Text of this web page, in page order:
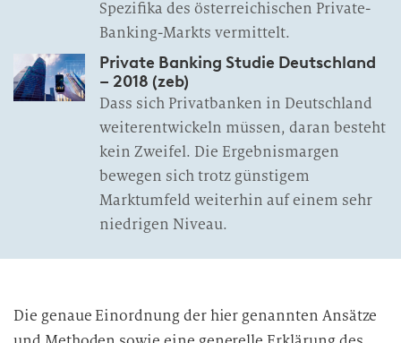
Spezifika des österreichischen Private-
Banking-Markts vermittelt.
Private Banking Studie Deutschland
– 2018 (zeb)
Dass sich Privatbanken in Deutschland
weiterentwickeln müssen, daran besteht
kein Zweifel. Die Ergebnismargen
bewegen sich trotz günstigem
Marktumfeld weiterhin auf einem sehr
niedrigen Niveau.
Die genaue Einordnung der hier genannten Ansätze